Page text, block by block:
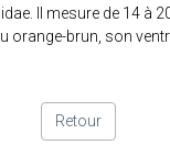
Il mesure de 14 à
orange-brun, son
Retour